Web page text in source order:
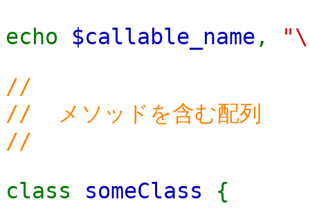
echo $callable_name ,
//
// メソッドを含む配列
//
class someClass {